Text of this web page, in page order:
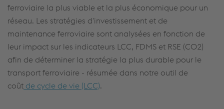
ferroviaire la plus viable et la plus économique pour un
réseau. Les stratégies d'investissement et de
maintenance ferroviaire sont analysées en fonction de
leur impact sur les indicateurs LCC, FDMS et RSE (CO2)
afin de déterminer la stratégie la plus durable pour le
transport ferroviaire - résumée dans notre outil de
coût de cycle de vie (LCC).